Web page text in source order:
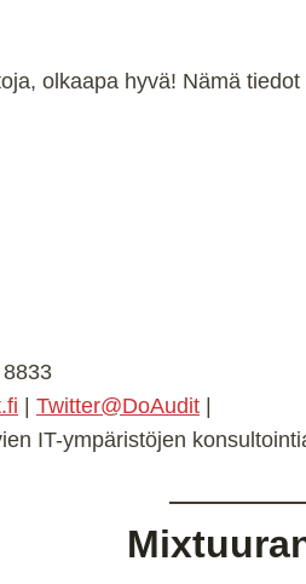
olkaapa hyvä! Nämä
| Twitter@DoAudit |
IT-ympäristöjen